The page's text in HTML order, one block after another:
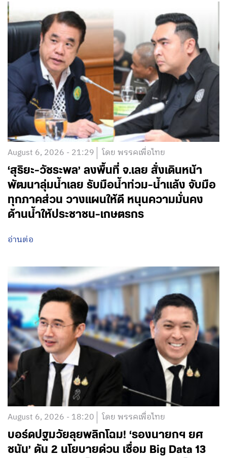
August 6, 2026 - 21:29 โดย พรรคเพื่อไทย
‘สุริยะ-วัชระพล’ ลงพื้นที่ จ.เลย สั่งเดินหน้า
พัฒนาลุ่มน้ำเลย รับมือน้ำท่วม-น้ำแล้ง จับมือ
ทุกภาคส่วน วางแผนให้ดี หนุนความมั่นคง
ด้านน้ำให้ประชาชน-เกษตรกร
อ่านต่อ
August 6, 2026 - 18:20 โดย พรรคเพื่อไทย
บอร์ดปฐมวัยลุยพลิกโฉม! ‘รองนายกฯ ยศ
ชนัน’ ดัน 2 นโยบายด่วน เชื่อม Big Data 13